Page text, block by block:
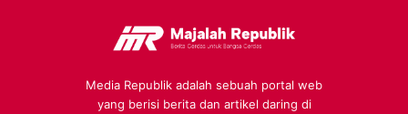
Media Republik adalah sebuah portal web
yang berisi berita dan artikel daring di